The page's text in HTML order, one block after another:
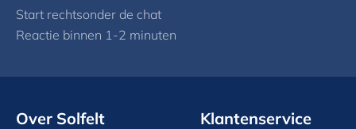
Start rechtsonder de chat
Reactie binnen 1-2 minuten
Over Solfelt Klantenservice